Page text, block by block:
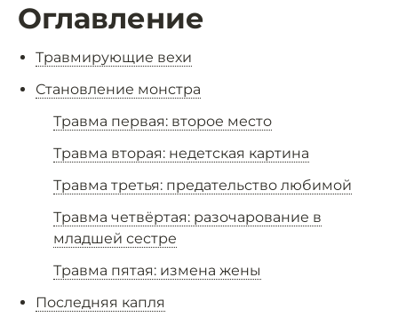
Оглавление
Травмирующие вехи
Становление монстра
Травма первая: второе место
Травма вторая: недетская картина
Травма третья: предательство любимой
Травма четвёртая: разочарование в
младшей сестре
Травма пятая: измена жены
Последняя капля